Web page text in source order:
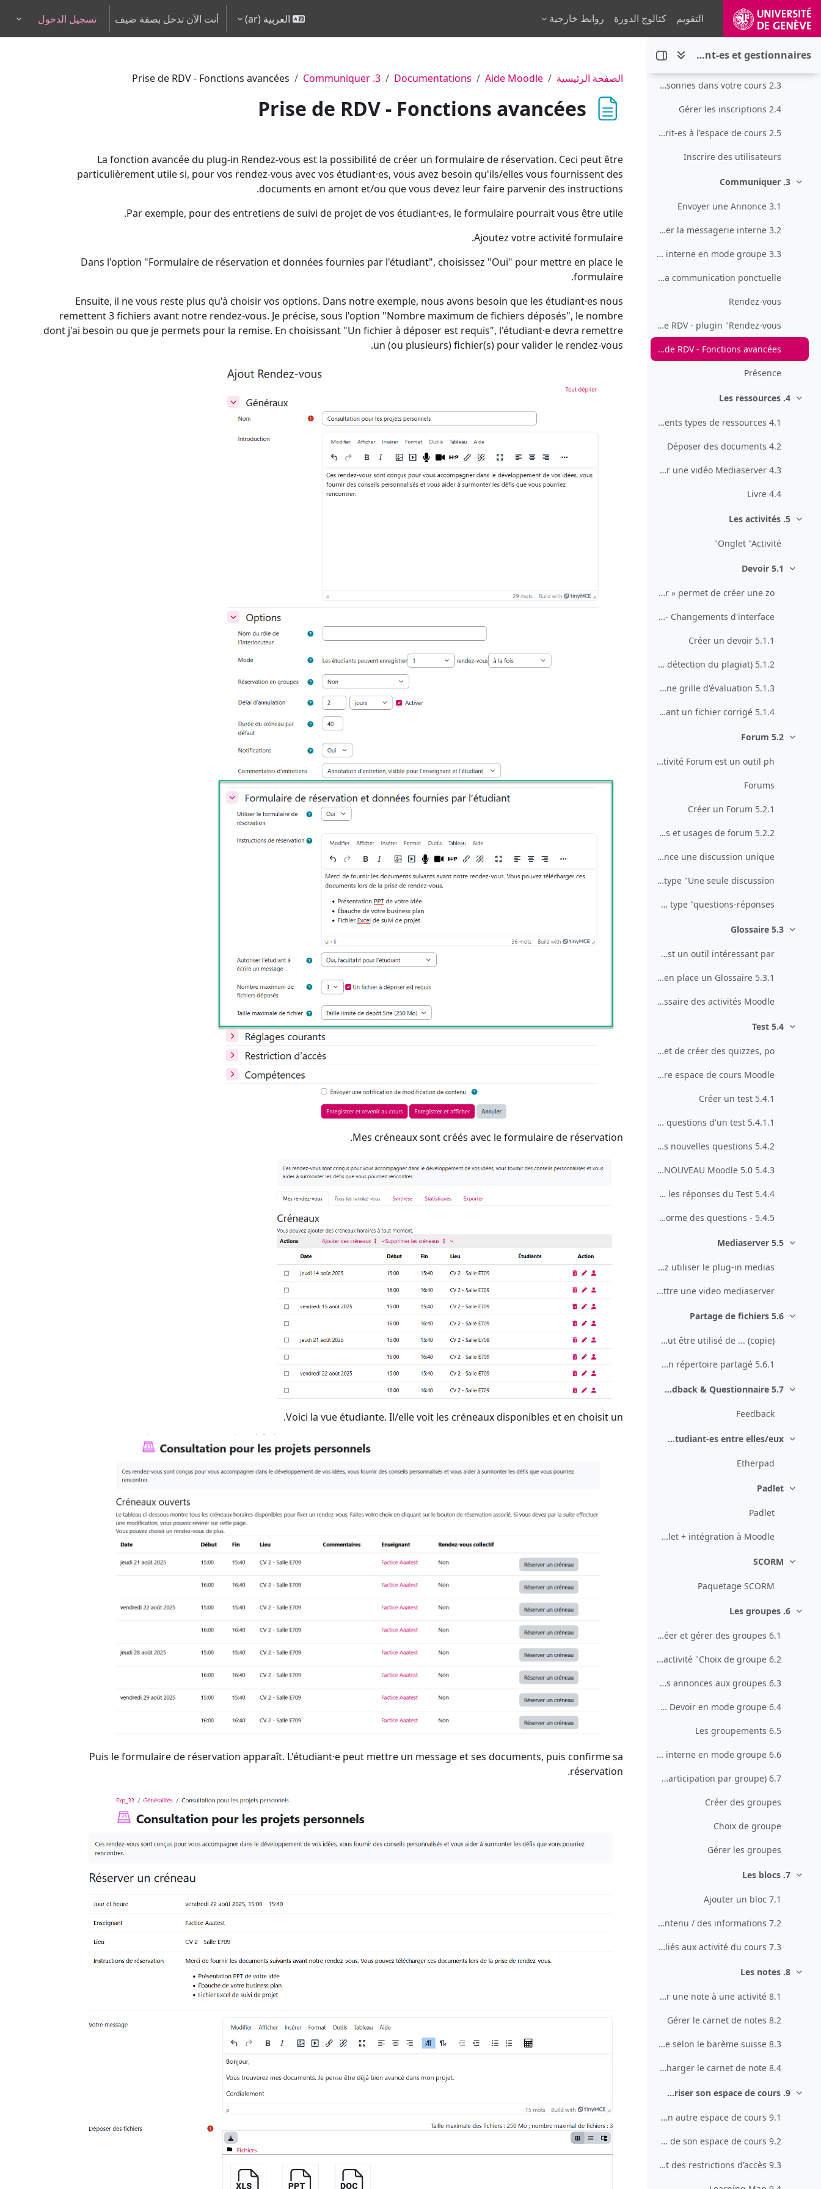
تخطى إلى المحتوى الرئيسي
التقويم
كتالوج الدورة روابط خارجية العربية ‎(ar)‎ أنت الآن تدخل بصفة ضيف تسجيل الدخول
Documentation Moodle pour les enseignant-es, assistant-es et gestionnaires
2.1 Inscrire des utilisatrices / utilisateurs
2.1.1 Ajouter des méthodes d'inscription
2.2 Les différents rôles
2.3 Modifier le rôle des personnes dans votre cours
2.4 Gérer les inscriptions
2.5 Télécharger la liste des étudiant-es inscrit-es à l'espace de cours
Inscrire des utilisateurs
طي3. Communiquer
3.1 Envoyer une Annonce
3.2 Utiliser la messagerie interne
3.3 Permettre aux étudiant-es d'utiliser la messagerie interne en mode groupe
Le Chat pour de la communication ponctuelle
Rendez-vous
Prise de RDV - plugin "Rendez-vous"
Prise de RDV - Fonctions avancées
Présence
طي4. Les ressources
4.1 Les différents types de ressources
4.2 Déposer des documents
4.3 Insérer une vidéo Mediaserver
4.4 Livre
طي5. Les activités
Onglet "Activité"
طي5.1 Devoir
DevoirL'activité « Devoir » permet de créer une zo...
Moodle 5 - Changements d'interface
5.1.1 Créer un devoir
5.1.2 Lancer Compilatio depuis Devoir (outil d'aide à la détection du plagiat)
5.1.3 Evaluer le Devoir à l'aide d'une grille d'évaluation
5.1.4 Evaluer le Devoir en remettant un fichier corrigé
طي5.2 Forum
ForumAvec Devoir, l'activité Forum est un outil ph...
Forums
5.2.1 Créer un Forum
5.2.2 Les différents types et usages de forum
Forum de type "chaque personne lance une discussion unique"
Forum de type "Une seule discussion"
Forum de type "questions-réponses"
طي5.3 Glossaire
GlossaireLe Glossaire est un outil intéressant par...
5.3.1 Mettre en place un Glossaire
Glossaire des activités Moodle
طي5.4 Test
TestCette activité permet de créer des quizzes, po...
Créer des test dans votre espace de cours Moodle. ...
5.4.1 Créer un test
5.4.1.1 Grouper des questions d'un test
5.4.2 Créer et ajouter des nouvelles questions
5.4.3 Gérer la banque de questions NOUVEAU Moodle 5.0
5.4.4 Analyser les réponses du Test
5.4.5 - Vérifier la mise en forme des questions
طي5.5 Mediaserver
Mediaserver Vous pouvez utiliser le plug-in medias...
Mettre une video mediaserver
طي5.6 Partage de fichiers
Partage de fichiersCet outil peut être utilisé de ... (copie)
5.6.1 Créer un répertoire partagé
طي 5.7 Feedback & Questionnaire
Feedback
طي Faire collaborer les étudiant-es entre elles/eux
Etherpad
طيPadlet
Padlet
Documentation d'aide Padlet + intégration à Moodle
طيSCORM
Paquetage SCORM
طي6. Les groupes
6.1 Créer et gérer des groupes
6.2 Laisser les étudiant-es s'inscrire eux-mêmes aux groupes avec l'activité "Choix de groupe"
6.3 Envoyer des annonces aux groupes
6.4 Le dépôt de Devoir en mode groupe
6.5 Les groupements
6.6 Permettre aux membres du groupe d'utiliser la messagerie interne en mode groupe
6.7 Test (Quiz) en groupe (1 participation par groupe)
Créer des groupes
Choix de groupe
Gérer les groupes
طي7. Les blocs
7.1 Ajouter un bloc
7.2 Les blocs pour afficher du contenu / des informations
7.3 Les blocs reliés aux activité du cours
طي8. Les notes
8.1 Attribuer une note à une activité
8.2 Gérer le carnet de notes
8.3 Configurer le carnet de notes pour afficher une note selon le barème suisse
8.4 Télécharger le carnet de note
طي 9. Scénariser son espace de cours
9.1 Dupliquer des activités ou les copier dans un autre espace de cours
9.2 Améliorer l'apparence de son espace de cours
9.3 Scénariser à l'aide du suivi d'achèvement et des restrictions d'accès
الصفحة الرئيسية Aide Moodle
Documentations
3. Communiquer
Prise de RDV - Fonctions avancées
Prise de RDV - Fonctions avancées
La fonction avancée du plug-in Rendez-vous est la possibilité de créer un formulaire de réservation. Ceci peut être
particulièrement utile si, pour vos rendez-vous avec vos étudiant·es, vous avez besoin qu'ils/elles vous fournissent des
documents en amont et/ou que vous devez leur faire parvenir des instructions.
Par exemple, pour des entretiens de suivi de projet de vos étudiant·es, le formulaire pourrait vous être utile.
Ajoutez votre activité formulaire.
Dans l'option "Formulaire de réservation et données fournies par l'étudiant", choisissez "Oui" pour mettre en place le
formulaire.
Ensuite, il ne vous reste plus qu'à choisir vos options. Dans notre exemple, nous avons besoin que les étudiant·es nous
remettent 3 fichiers avant notre rendez-vous. Je précise, sous l'option "Nombre maximum de fichiers déposés", le nombre
dont j'ai besoin ou que je permets pour la remise. En choisissant "Un fichier à déposer est requis", l'étudiant·e devra remettre
un (ou plusieurs) fichier(s) pour valider le rendez-vous.
Mes créneaux sont créés avec le formulaire de réservation.
Voici la vue étudiante. Il/elle voit les créneaux disponibles et en choisit un.
Puis le formulaire de réservation apparaît. L'étudiant·e peut mettre un message et ses documents, puis confirme sa
réservation.